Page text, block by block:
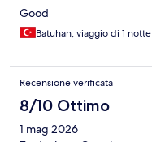
Good
Batuhan, viaggio di 1 notte
Recensione verificata
8/10 Ottimo
1 mag 2026